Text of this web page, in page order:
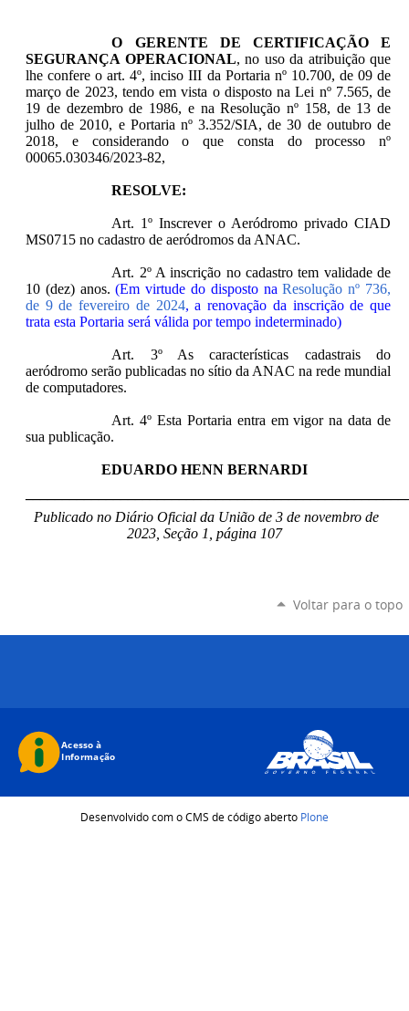
O GERENTE DE CERTIFICAÇÃO E
SEGURANÇA OPERACIONAL, no uso da atribuição que
lhe confere o art. 4º, inciso III da Portaria nº 10.700, de 09 de
março de 2023, tendo em vista o disposto na Lei nº 7.565, de
19 de dezembro de 1986, e na Resolução nº 158, de 13 de
julho de 2010, e Portaria nº 3.352/SIA, de 30 de outubro de
2018, e considerando o que consta do processo nº
00065.030346/2023-82,
RESOLVE:
Art. 1º Inscrever o Aeródromo privado CIAD
MS0715 no cadastro de aeródromos da ANAC.
Art. 2º A inscrição no cadastro tem validade de
10 (dez) anos.(Em virtude do disposto naResolução nº 736,
de 9 de fevereiro de 2024, a renovação da inscrição de que
trata esta Portaria será válida por tempo indeterminado)
Art. 3º As características cadastrais do
aeródromo serão publicadas no sítio da ANAC na rede mundial
de computadores.
Art. 4º Esta Portaria entra em vigor na data de
sua publicação.
EDUARDO HENN BERNARDI
Publicado no Diário Oficial da União de 3 de novembro de
2023, Seção 1, página 107
Voltar para o topo
Desenvolvido com o CMS de código aberto Plone